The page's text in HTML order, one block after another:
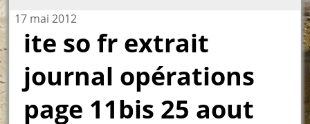
17 mai 2012
ite so fr extrait
journal opérations
page 11bis 25 aout